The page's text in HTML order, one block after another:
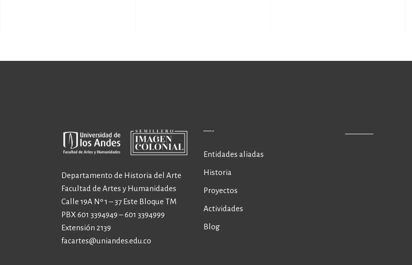
Departamento de Historia del Arte
Facultad de Artes y Humanidades
Calle 19A Nº 1 – 37 Este Bloque TM
PBX 601 3394949 – 601 3394999
Extensión 2139
facartes@uniandes.edu.co
—-
Entidades aliadas
Historia
Proyectos
Actividades
Blog